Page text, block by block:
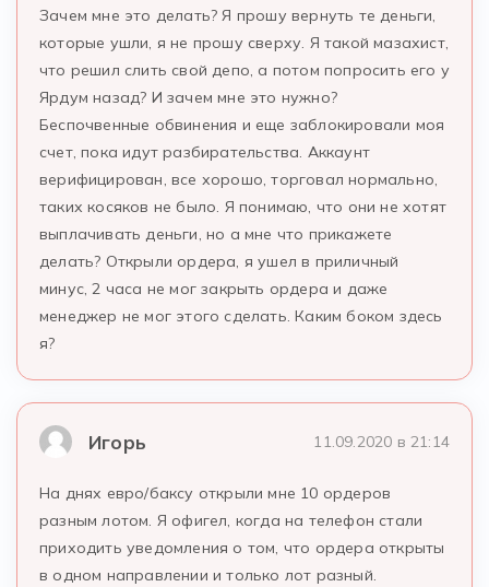
Зачем мне это делать? Я прошу вернуть те деньги,
которые ушли, я не прошу сверху. Я такой мазахист,
что решил слить свой депо, а потом попросить его у
Ярдум назад? И зачем мне это нужно?
Беспочвенные обвинения и еще заблокировали моя
счет, пока идут разбирательства. Аккаунт
верифицирован, все хорошо, торговал нормально,
таких косяков не было. Я понимаю, что они не хотят
выплачивать деньги, но а мне что прикажете
делать? Открыли ордера, я ушел в приличный
минус, 2 часа не мог закрыть ордера и даже
менеджер не мог этого сделать. Каким боком здесь
я?
Игорь 11.09.2020 в 21:14
На днях евро/баксу открыли мне 10 ордеров
разным лотом. Я офигел, когда на телефон стали
приходить уведомления о том, что ордера открыты
в одном направлении и только лот разный.